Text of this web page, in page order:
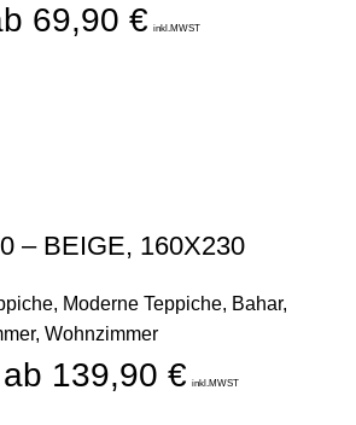
69,90 € inkl.MWST
– BEIGE, 160X230
, Moderne Teppiche, Bahar,
, Wohnzimmer
139,90 € inkl.MWST